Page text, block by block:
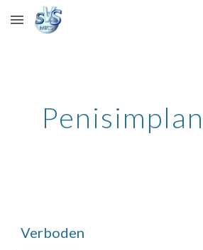
Skip to main content
Verboden